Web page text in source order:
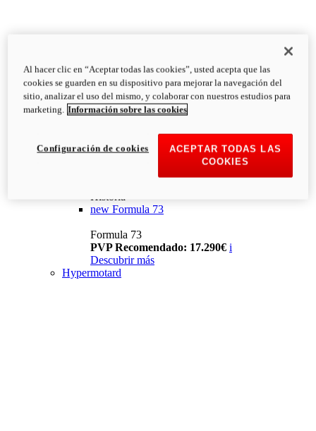
Historia
new Formula 73
Formula 73
PVP Recomendado: 17.290€ i
Descubrir más
Hypermotard
Al hacer clic en “Aceptar todas las cookies”, usted acepta que las
cookies se guarden en su dispositivo para mejorar la navegación del
sitio, analizar el uso del mismo, y colaborar con nuestros estudios para
marketing. Información sobre las cookies
ACEPTAR TODAS LAS
COOKIES
Configuración de cookies